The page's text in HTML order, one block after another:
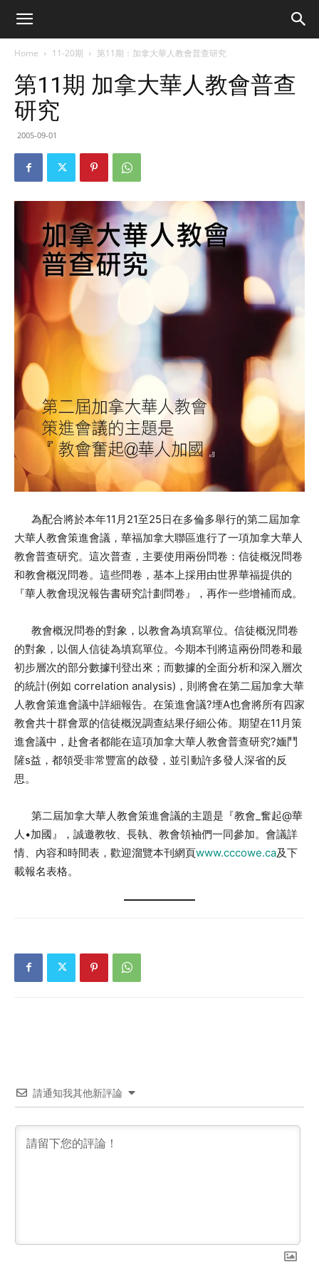
Home 11-20期 第11期：加拿大華人教會普查研究
第11期 加拿大華人教會普查
研究
2005-09-01
為配合將於本年11月21至25日在多倫多舉行的第二屆加拿
大華人教會策進會議，華福加拿大聯區進行了一項加拿大華人
教會普查研究。這次普查，主要使用兩份問卷：信徒概況問卷
和教會概況問卷。這些問卷，基本上採用由世界華福提供的
『華人教會現況報告書研究計劃問卷』，再作一些增補而成。
教會概況問卷的對象，以教會為填寫單位。信徒概況問卷
的對象，以個人信徒為填寫單位。今期本刊將這兩份問卷和最
初步層次的部分數據刊登出來；而數據的全面分析和深入層次
的統計(例如 correlation analysis)，則將會在第二屆加拿大華
人教會策進會議中詳細報告。在策進會議?堙A也會將所有四家
教會共十群會眾的信徒概況調查結果仔細公佈。期望在11月策
進會議中，赴會者都能在這項加拿大華人教會普查研究?媔鬥
隡s益，都領受非常豐富的啟發，並引動許多發人深省的反
思。
第二屆加拿大華人教會策進會議的主題是『教會_奮起@華
人•加國』，誠邀教牧、長執、教會領袖們一同參加。會議詳
情、內容和時間表，歡迎溜覽本刊網頁www.cccowe.ca及下
載報名表格。
請通知我其他新評論